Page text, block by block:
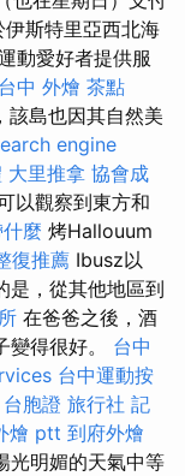
斯特里亞西北海
動愛好者提供服
台中 外燴 茶點
該島也因其自然美
engine
大里推拿 協會成
以觀察到東方和
麼 烤Hallouum
復推薦 Ibusz以
是，從其他地區到
在爸爸之後，酒
變得很好。 台中
台中運動按
台胞證 旅行社 記
燴 ptt 到府外燴
光明媚的天氣中等